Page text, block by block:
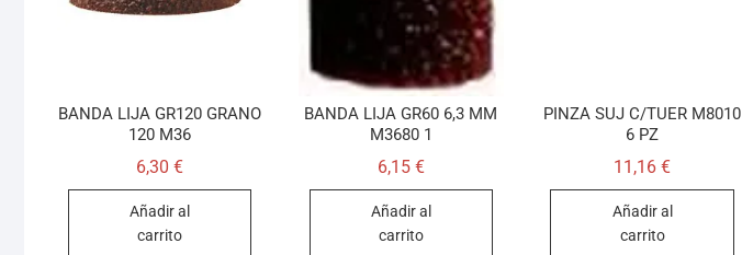
BANDA LIJA GR120 GRANO
120 M36
6,30€
Añadir al
carrito
BANDA LIJA GR60 6,3 MM
M3680 1
6,15 €
Añadir al
carrito
PINZA SUJ C/TUER M8010
6 PZ
11,16€
Añadir al
carrito